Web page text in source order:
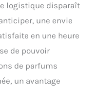
logistique disparaît
une envie
en une heure
de pouvoir
de parfums
un avantage